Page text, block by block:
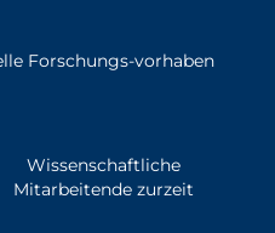
Forschungs-vorhaben
Wissenschaftliche
Mitarbeitende zurzeit